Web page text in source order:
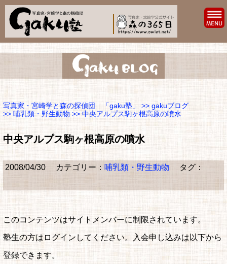
写真家・宮崎学と森の探偵団 「gaku塾」 >> gakuブログ
>> 哺乳類・野生動物 >> 中央アルプス駒ヶ根高原の噴水
中央アルプス駒ヶ根高原の噴水
2008/04/30 カテゴリー： 哺乳類・野生動物 タグ：
このコンテンツはサイトメンバーに制限されています。
塾生の方はログインしてください。入会申し込みは以下から
登録できます。